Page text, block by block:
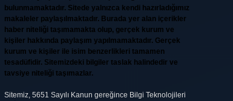
bulunmamaktadır. Sitede yalnızca kendi hazırladığımız
makaleler paylaşılmaktadır. Burada yer alan içerikler
haber niteliği taşımamakta olup, gerçek kurum ve
kişiler hakkında paylaşım yapılmamaktadır. Gerçek
kurum ve kişiler ile isim benzerlikleri tamamen
tesadüfidir. Sitemizdeki bilgiler taslak halindedir ve
tavsiye niteliği taşımazlar.
Sitemiz, 5651 Sayılı Kanun gereğince Bilgi Teknolojileri